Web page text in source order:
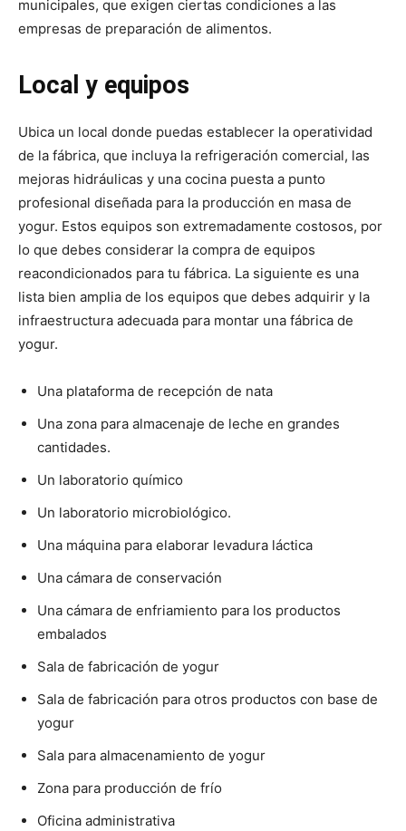
municipales, que exigen ciertas condiciones a las
empresas de preparación de alimentos.
Local y equipos
Ubica un local donde puedas establecer la operatividad
de la fábrica, que incluya la refrigeración comercial, las
mejoras hidráulicas y una cocina puesta a punto
profesional diseñada para la producción en masa de
yogur. Estos equipos son extremadamente costosos, por
lo que debes considerar la compra de equipos
reacondicionados para tu fábrica. La siguiente es una
lista bien amplia de los equipos que debes adquirir y la
infraestructura adecuada para montar una fábrica de
yogur.
Una plataforma de recepción de nata
Una zona para almacenaje de leche en grandes
cantidades.
Un laboratorio químico
Un laboratorio microbiológico.
Una máquina para elaborar levadura láctica
Una cámara de conservación
Una cámara de enfriamiento para los productos
embalados
Sala de fabricación de yogur
Sala de fabricación para otros productos con base de
yogur
Sala para almacenamiento de yogur
Zona para producción de frío
Oficina administrativa